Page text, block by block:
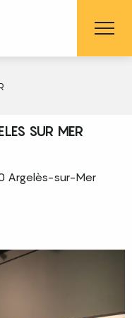
SUR MER
Argelès-sur-Mer